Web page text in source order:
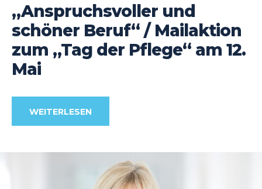
„Anspruchsvoller und
schöner Beruf“ / Mailaktion
zum „Tag der Pflege“ am 12.
Mai
WEITERLESEN